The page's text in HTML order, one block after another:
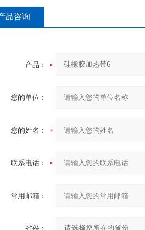
品咨询
产品：
您的单位：
您的姓名：
联系电话：
常用邮箱：